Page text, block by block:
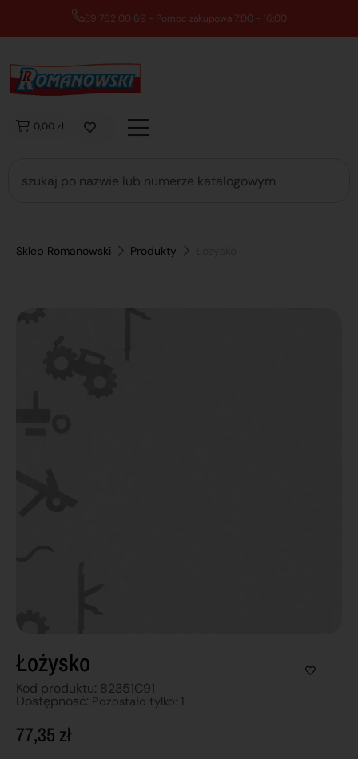
89 762 00 69 - Pomoc zakupowa 7:00 - 16:00
0,00 zł
Sklep Romanowski Produkty
Łożysko
Kod produktu: 82351C91
Dostępnosć: Pozostało tylko: 1
77,35 zł